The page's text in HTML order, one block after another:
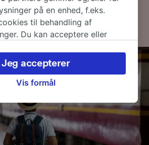
togtider.på en enhed, f.eks.
til behandling af
Du kan acceptere eller
til at gøre indsigelse, hvor
bruges, eller når som helst på
Disse valg
Dine data vil ikke blive brugt til
hvis du har bedt os om ikke at
Vis formål
Jeg accepterer